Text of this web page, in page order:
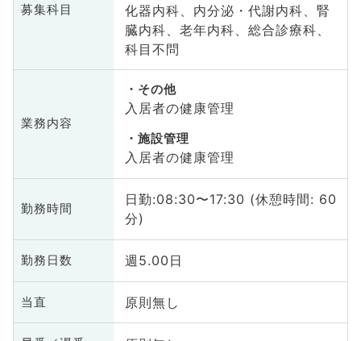
募集科目
化器内科、内分泌・代謝内科、腎
臓内科、老年内科、総合診療科、
科目不問
業務内容
その他
入居者の健康管理
施設管理
入居者の健康管理
勤務時間
日勤:08:30〜17:30 (休憩時間: 60
分)
勤務日数 週5.00日
当直 原則無し